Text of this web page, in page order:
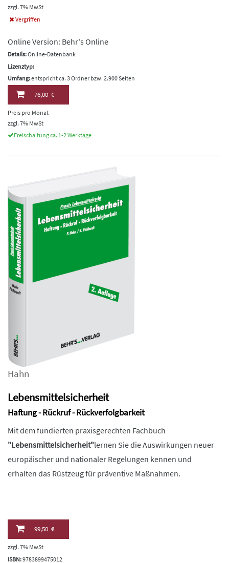
zzgl. 7% MwSt
Vergriffen
Online Version: Behr's Online
Details:Online-Datenbank
Lizenztyp:
Umfang:entspricht ca. 3 Ordner bzw. 2.900 Seiten
76,00 €
Preis pro Monat
zzgl. 7% MwSt
Freischaltung ca. 1-2 Werktage
Hahn
Lebensmittelsicherheit
Haftung - Rückruf - Rückverfolgbarkeit
Mit dem fundierten praxisgerechten Fachbuch
"Lebensmittelsicherheit"lernen Sie die Auswirkungen neuer
europäischer und nationaler Regelungen kennen und
erhalten das Rüstzeug für präventive Maßnahmen.
99,50 €
zzgl. 7% MwSt
ISBN:9783899475012